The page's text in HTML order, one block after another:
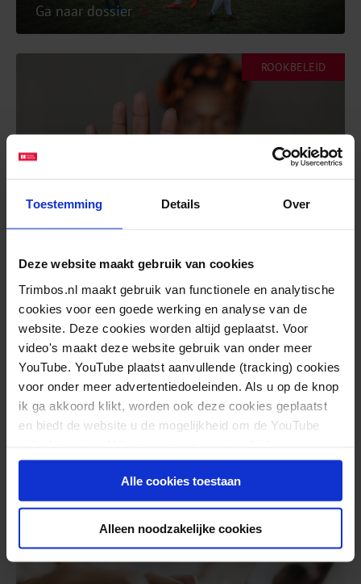
Toestemming Details Over
Deze website maakt gebruik van cookies
Trimbos.nl maakt gebruik van functionele en analytische
cookies voor een goede werking en analyse van de
website. Deze cookies worden altijd geplaatst. Voor
video's maakt deze website gebruik van onder meer
YouTube. YouTube plaatst aanvullende (tracking) cookies
voor onder meer advertentiedoeleinden. Als u op de knop
ik ga akkoord klikt, worden ook deze cookies geplaatst
en biedt de website u de mogelijkheid om de YouTube
intrekken.
Alle cookies toestaan
Alleen noodzakelijke cookies
Ga naar dossier
ROOKBELEID
Tabaksontmoedigingsbeleid
Ga naar dossier
EFFECTIEVE ONDERSTEUNING
Hulp bieden bij stoppen met roken
ONLINE HULP